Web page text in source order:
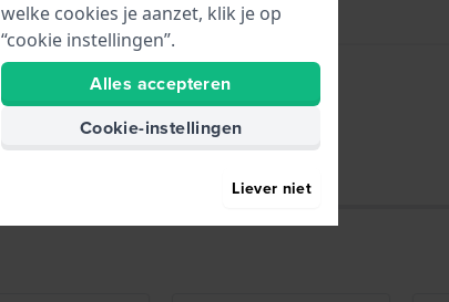
Uren - Analoge wijzer
welke cookies je aanzet, klik je op
“cookie instellingen”.
Alles accepteren
Cookie-instellingen
Liever niet